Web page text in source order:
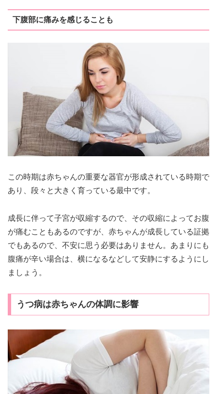
下腹部に痛みを感じることも
この時期は赤ちゃんの重要な器官が形成されている時期で
あり、段々と大きく育っている最中です。
成長に伴って子宮が収縮するので、その収縮によってお腹
が痛むこともあるのですが、赤ちゃんが成長している証拠
でもあるので、不安に思う必要はありません。あまりにも
腹痛が辛い場合は、横になるなどして安静にするようにし
ましょう。
うつ病は赤ちゃんの体調に影響